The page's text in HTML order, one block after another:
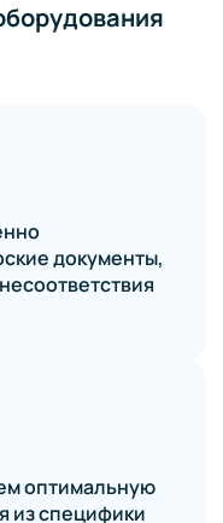
документы,
оптимальную
из специфики